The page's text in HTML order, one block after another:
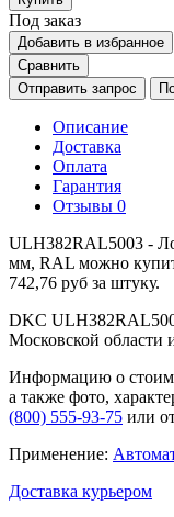
Под заказ
Добавить в избранное
Сравнить
Отправить запрос
Описание
Доставка
Оплата
Гарантия
Отзывы 0
ULH382RAL5003 -
мм, RAL можно
742,76 руб за штуку.
DKC
Московской области
Информацию о
а также фото,
(800) 555-93-75 или
Применение:
Доставка курьером